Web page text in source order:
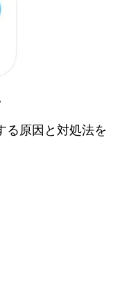
る原因と対処法を